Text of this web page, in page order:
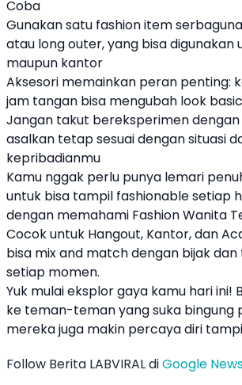
Coba
Gunakan satu fashion item
atau long outer, yang bisa digunakan
maupun kantor
Aksesori memainkan peran penting:
jam tangan bisa mengubah look
Jangan takut bereksperimen
asalkan tetap sesuai dengan situasi
kepribadianmu
Kamu nggak perlu punya lemari
untuk bisa tampil fashionable setiap
dengan memahami Fashion Wanita
Cocok untuk Hangout, Kantor, dan
bisa mix and match dengan bijak
setiap momen.
Yuk mulai eksplor gaya kamu hari ini!
ke teman-teman yang suka bingung
mereka juga makin percaya diri
Follow Berita LABVIRAL diGoogle